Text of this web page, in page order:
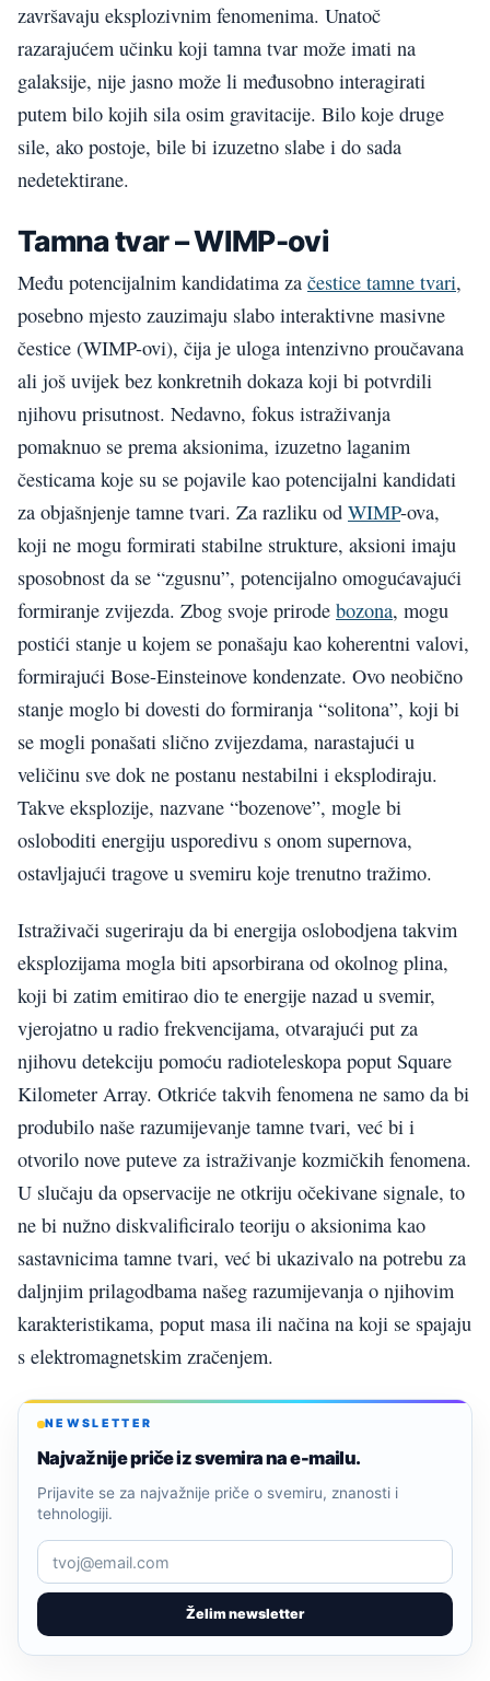
završavaju eksplozivnim fenomenima. Unatoč
razarajućem učinku koji tamna tvar može imati na
galaksije, nije jasno može li međusobno interagirati
putem bilo kojih sila osim gravitacije. Bilo koje druge
sile, ako postoje, bile bi izuzetno slabe i do sada
nedetektirane.
Tamna tvar – WIMP-ovi
Među potencijalnim kandidatima za čestice tamne tvari,
posebno mjesto zauzimaju slabo interaktivne masivne
čestice (WIMP-ovi), čija je uloga intenzivno proučavana
ali još uvijek bez konkretnih dokaza koji bi potvrdili
njihovu prisutnost. Nedavno, fokus istraživanja
pomaknuo se prema aksionima, izuzetno laganim
česticama koje su se pojavile kao potencijalni kandidati
za objašnjenje tamne tvari. Za razliku od WIMP-ova,
koji ne mogu formirati stabilne strukture, aksioni imaju
sposobnost da se “zgusnu”, potencijalno omogućavajući
formiranje zvijezda. Zbog svoje prirode bozona, mogu
postići stanje u kojem se ponašaju kao koherentni valovi,
formirajući Bose-Einsteinove kondenzate. Ovo neobično
stanje moglo bi dovesti do formiranja “solitona”, koji bi
se mogli ponašati slično zvijezdama, narastajući u
veličinu sve dok ne postanu nestabilni i eksplodiraju.
Takve eksplozije, nazvane “bozenove”, mogle bi
osloboditi energiju usporedivu s onom supernova,
ostavljajući tragove u svemiru koje trenutno tražimo.
Istraživači sugeriraju da bi energija oslobodjena takvim
eksplozijama mogla biti apsorbirana od okolnog plina,
koji bi zatim emitirao dio te energije nazad u svemir,
vjerojatno u radio frekvencijama, otvarajući put za
njihovu detekciju pomoću radioteleskopa poput Square
Kilometer Array. Otkriće takvih fenomena ne samo da bi
produbilo naše razumijevanje tamne tvari, već bi i
otvorilo nove puteve za istraživanje kozmičkih fenomena.
U slučaju da opservacije ne otkriju očekivane signale, to
ne bi nužno diskvalificiralo teoriju o aksionima kao
sastavnicima tamne tvari, već bi ukazivalo na potrebu za
daljnjim prilagodbama našeg razumijevanja o njihovim
karakteristikama, poput masa ili načina na koji se spajaju
s elektromagnetskim zračenjem.
NEWSLETTER
Najvažnije priče iz svemira na e-mailu.
Želim newsletter
Prijavite se za najvažnije priče o svemiru, znanosti i
tehnologiji.